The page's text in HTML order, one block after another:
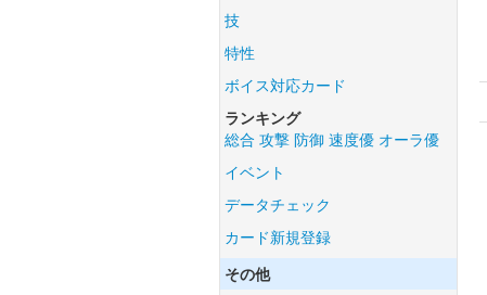
技
特性
ボイス対応カード
ランキング
総合 攻撃 防御 速度優 オーラ優
イベント
データチェック
カード新規登録
その他